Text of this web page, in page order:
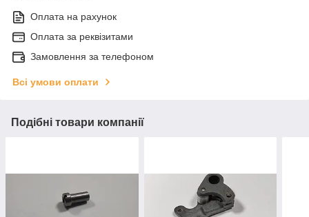
Оплата на рахунок
Оплата за реквізитами
Замовлення за телефоном
Всі умови оплати
Подібні товари компанії